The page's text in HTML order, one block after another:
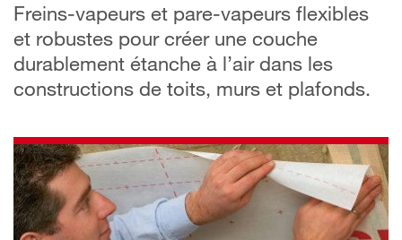
Freins-vapeurs et pare-vapeurs flexibles
et robustes pour créer une couche
durablement étanche à l’air dans les
constructions de toits, murs et plafonds.